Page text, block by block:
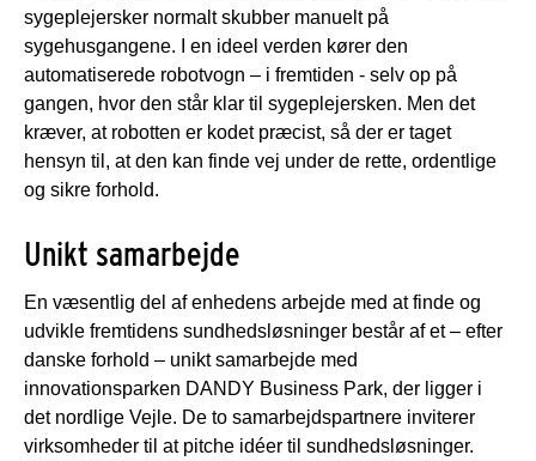
sygeplejersker normalt skubber manuelt på
sygehusgangene. I en ideel verden kører den
automatiserede robotvogn – i fremtiden - selv op på
gangen, hvor den står klar til sygeplejersken. Men det
kræver, at robotten er kodet præcist, så der er taget
hensyn til, at den kan finde vej under de rette, ordentlige
og sikre forhold.
Unikt samarbejde
En væsentlig del af enhedens arbejde med at finde og
udvikle fremtidens sundhedsløsninger består af et – efter
danske forhold – unikt samarbejde med
innovationsparken DANDY Business Park, der ligger i
det nordlige Vejle. De to samarbejdspartnere inviterer
virksomheder til at pitche idéer til sundhedsløsninger.